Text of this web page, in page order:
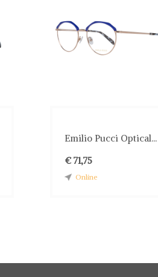
Emilio Pucci Optical...
€ 71,75
Online